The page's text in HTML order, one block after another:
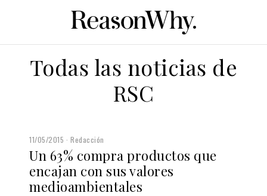
Todas las noticias de
RSC
11/05/2015 Redacción
Un 63% compra productos que
encajan con sus valores
medioambientales